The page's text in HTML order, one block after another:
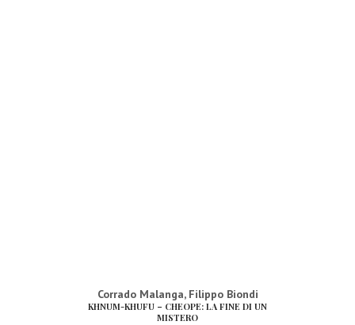
Corrado Malanga, Filippo Biondi
KHNUM-KHUFU – CHEOPE: LA FINE DI UN
MISTERO